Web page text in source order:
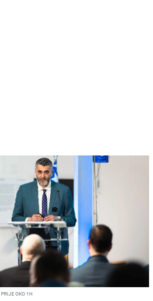
PRIJE OKO 1H